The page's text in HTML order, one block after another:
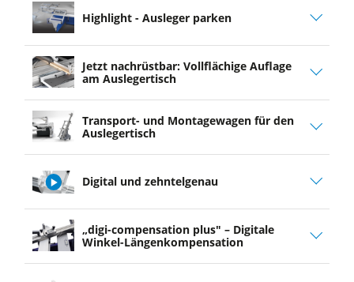
Highlight - Ausleger parken
Jetzt nachrüstbar: Vollflächige Auflage
am Auslegertisch
Transport- und Montagewagen für den
Auslegertisch
play
video
Digital und zehntelgenau
„digi-compensation plus" – Digitale
Winkel-Längenkompensation